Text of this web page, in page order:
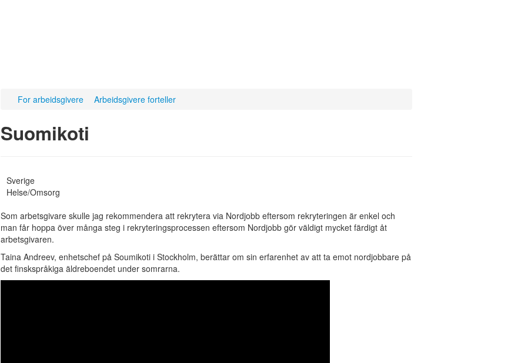
For arbeidsgivere Arbeidsgivere forteller
Suomikoti
Sverige
Helse/Omsorg
Som arbetsgivare skulle jag rekommendera att rekrytera via Nordjobb eftersom rekryteringen är enkel och
man får hoppa över många steg i rekryteringsprocessen eftersom Nordjobb gör väldigt mycket färdigt åt
arbetsgivaren.
Taina Andreev, enhetschef på Soumikoti i Stockholm, berättar om sin erfarenhet av att ta emot nordjobbare på
det finskspråkiga äldreboendet under somrarna.